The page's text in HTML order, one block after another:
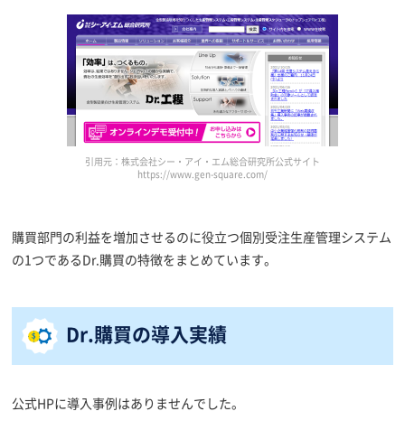
引用元：株式会社シー・アイ・エム総合研究所公式サイト
https://www.gen-square.com/
購買部門の利益を増加させるのに役立つ個別受注生産管理システム
の1つであるDr.購買の特徴をまとめています。
Dr.購買の導入実績
公式HPに導入事例はありませんでした。